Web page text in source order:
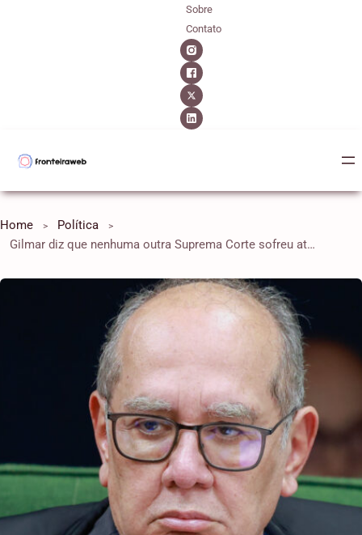
Sobre
Contato
Home
Política
Gilmar diz que nenhuma outra Suprema Corte sofreu ataques tão virulentos e critica big techs